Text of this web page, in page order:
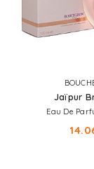
Jaïpur
Eau De